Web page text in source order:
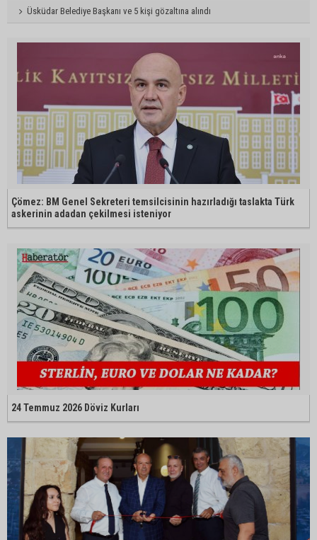
Üsküdar Belediye Başkanı ve 5 kişi gözaltına alındı
Çömez: BM Genel Sekreteri temsilcisinin hazırladığı taslakta Türk
askerinin adadan çekilmesi isteniyor
24 Temmuz 2026 Döviz Kurları